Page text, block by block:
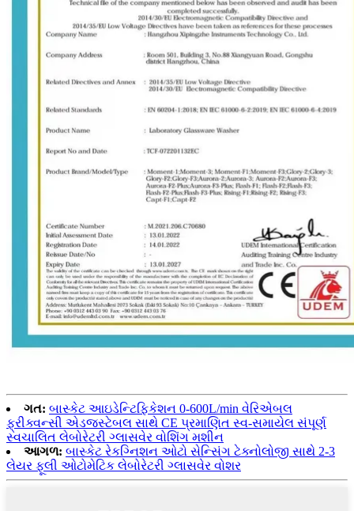
ગત: બાસ્કેટ આઇડેન્ટિફિકેશન 0-600L/min વેરિએબલ
ફ્રીક્વન્સી એડજસ્ટેબલ સાથે CE પ્રમાણિત સ્વ-સમાયેલ સંપૂર્ણ
સ્વચાલિત લેબોરેટરી ગ્લાસવેર વોશિંગ મશીન
આગળ: બાસ્કેટ રેકગ્નિશન ઓટો સેન્સિંગ ટેક્નોલોજી સાથે 2-3
લેયર ફૂલી ઓટોમેટિક લેબોરેટરી ગ્લાસવેર વોશર